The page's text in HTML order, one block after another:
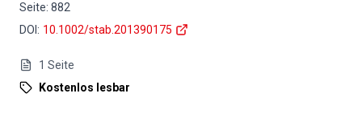
Seite: 882
DOI : 10.1002/stab.201390175
1 Seite
Kostenlos lesbar